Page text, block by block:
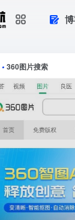
• 360图片搜索